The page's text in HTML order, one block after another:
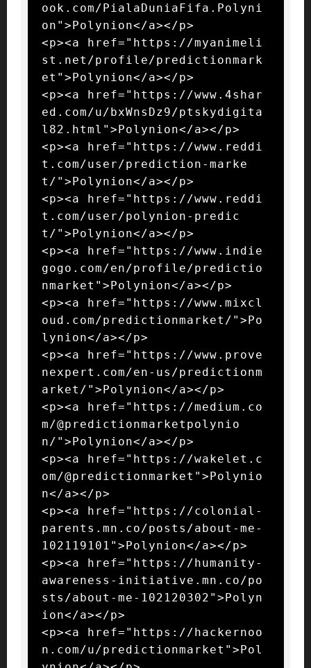
ook.com/PialaDuniaFifa.Polyni
on">Polynion</a></p>
<p><a href="https://myanimeli
st.net/profile/predictionmark
et">Polynion</a></p>
<p><a href="https://www.4shar
ed.com/u/bxWnsDz9/ptskydigita
l82.html">Polynion</a></p>
<p><a href="https://www.reddi
t.com/user/prediction-marke
t/">Polynion</a></p>
<p><a href="https://www.reddi
t.com/user/polynion-predic
t/">Polynion</a></p>
<p><a href="https://www.indie
gogo.com/en/profile/predictio
nmarket">Polynion</a></p>
<p><a href="https://www.mixcl
oud.com/predictionmarket/">Po
lynion</a></p>
<p><a href="https://www.prove
nexpert.com/en-us/predictionm
arket/">Polynion</a></p>
<p><a href="https://medium.co
m/@predictionmarketpolynio
n/">Polynion</a></p>
<p><a href="https://wakelet.c
om/@predictionmarket">Polynio
n</a></p>
<p><a href="https://colonial-
parents.mn.co/posts/about-me-
102119101">Polynion</a></p>
<p><a href="https://humanity-
awareness-initiative.mn.co/po
sts/about-me-102120302">Polyn
ion</a></p>
<p><a href="https://hackernoo
n.com/u/predictionmarket">Pol